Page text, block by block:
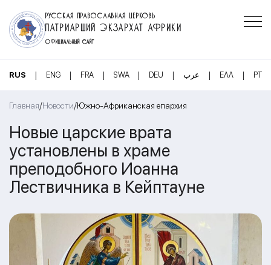
РУССКАЯ ПРАВОСЛАВНАЯ ЦЕРКОВЬ
ПАТРИАРШИЙ ЭКЗАРХАТ АФРИКИ
ОФИЦИАЛЬНЫЙ САЙТ
RUS | ENG | FRA | SWA | DEU | عرب | ΕΛΛ | PT
Главная/Новости/Южно-Африканская епархия
Новые царские врата
установлены в храме
преподобного Иоанна
Лествичника в Кейптауне